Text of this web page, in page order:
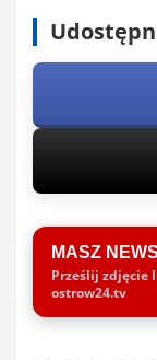
MASZ
Prześlij zdjęcie
ostrow24.tv